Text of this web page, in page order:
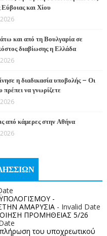
και Χίου
και από τη Βουλγαρία σε
διαβίωσης η Ελλάδα
η διαδικασία υποβολής – Οι
πρέπει να γνωρίζετε
από κάμερες στην Αθήνα
-
ΑΜΑΡΥΣΙΑ- Invalid Date
ΠΡΟΜΗΘΕΙΑΣ 5/26
του υποχρεωτικού